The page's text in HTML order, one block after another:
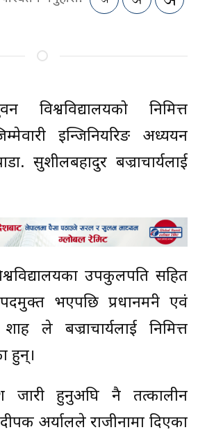
विश्वविद्यालयको निमित्त
इन्जिनियरिङ अध्ययन
सुशीलबहादुर बज्राचार्यलाई
उपकुलपति सहित
भएपछि प्रधानमन्त्री एवं
ले बज्राचार्यलाई निमित्त
हुन्।
जारी हुनुअघि नै तत्कालीन
अर्यालले राजीनामा दिएका